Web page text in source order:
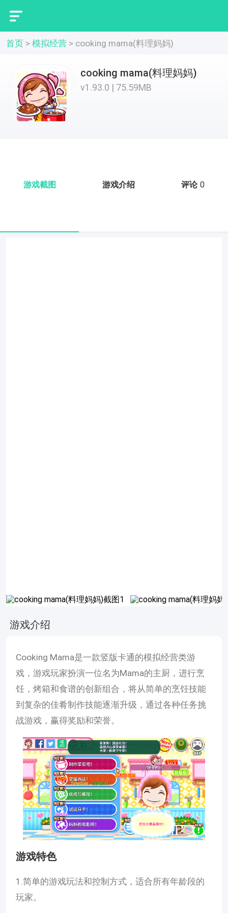
首页 >模拟经营 > cooking mama(料理妈妈)
cooking mama(料理妈妈)
v1.93.0 | 75.59MB
游戏截图 游戏介绍 评论 0
游戏介绍
Cooking Mama是一款竖版卡通的模拟经营类游
戏，游戏玩家扮演一位名为Mama的主厨，进行烹
饪，烤箱和食谱的创新组合，将从简单的烹饪技能
到复杂的佳肴制作技能逐渐升级，通过各种任务挑
战游戏，赢得奖励和荣誉。
游戏特色
1.简单的游戏玩法和控制方式，适合所有年龄段的
玩家。